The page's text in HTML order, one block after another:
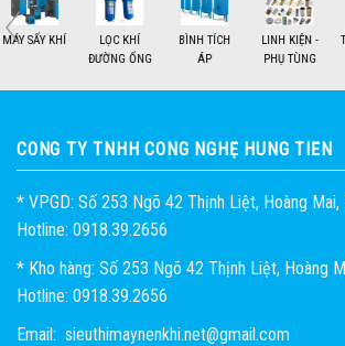
MÁY SẤY KHÍ
LỌC KHÍ
ĐƯỜNG ỐNG
BÌNH TÍCH
ÁP
LINH KIỆN -
PHỤ TÙNG
CÔNG TY TNHH CÔNG NGHỆ HÙNG TIẾN
* VPGD: Số 253 Ngõ 42 Thịnh Liệt, Hoàng Mai,
Hotline: 0918.39.2656
* Kho hàng: Số 253 Ngõ 42 Thịnh Liệt, Hoàng
Hotline: 0918.39.2656
Email: sieuthimaynenkhi.net@gmail.com